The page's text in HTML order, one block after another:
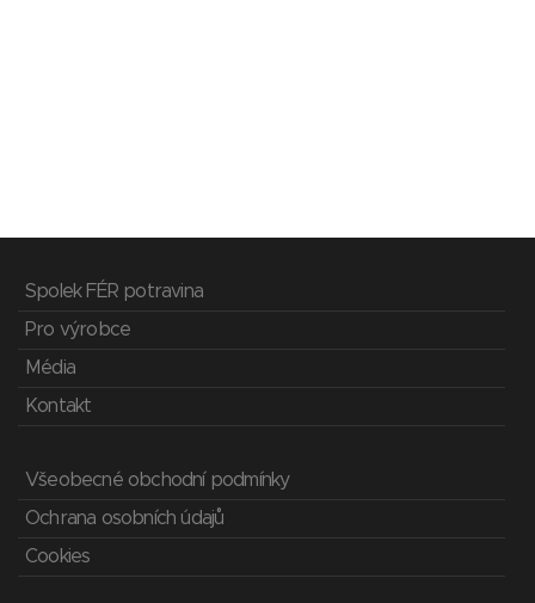
Spolek FÉR potravina
Pro výrobce
Média
Kontakt
Všeobecné obchodní podmínky
Ochrana osobních údajů
Cookies